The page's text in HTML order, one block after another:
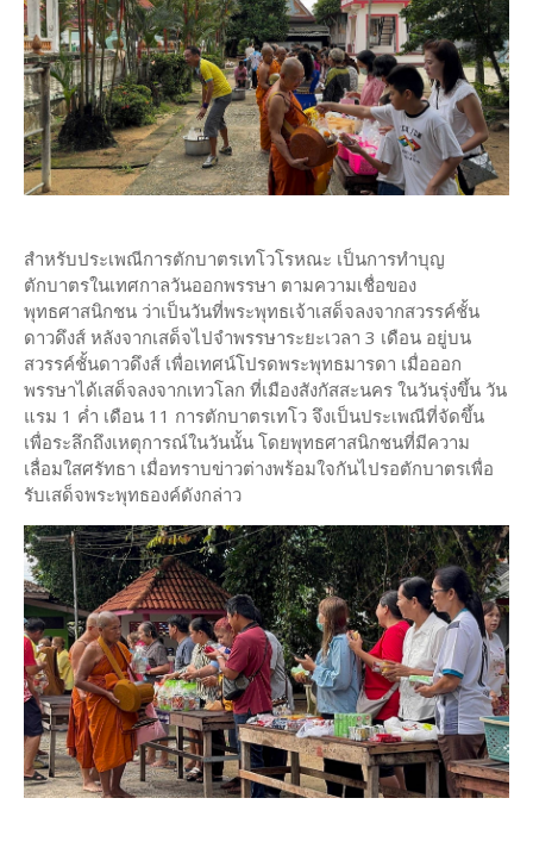
สำหรับประเพณีการตักบาตรเทโวโรหณะ เป็นการทำบุญ
ตักบาตรในเทศกาลวันออกพรรษา ตามความเชื่อของ
พุทธศาสนิกชน ว่าเป็นวันที่พระพุทธเจ้าเสด็จลงจากสวรรค์ชั้น
ดาวดึงส์ หลังจากเสด็จไปจำพรรษาระยะเวลา 3 เดือน อยู่บน
สวรรค์ชั้นดาวดึงส์ เพื่อเทศน์โปรดพระพุทธมารดา เมื่อออก
พรรษาได้เสด็จลงจากเทวโลก ที่เมืองสังกัสสะนคร ในวันรุ่งขึ้น วัน
แรม 1 ค่ำ เดือน 11 การตักบาตรเทโว จึงเป็นประเพณีที่จัดขึ้น
เพื่อระลึกถึงเหตุการณ์ในวันนั้น โดยพุทธศาสนิกชนที่มีความ
เลื่อมใสศรัทธา เมื่อทราบข่าวต่างพร้อมใจกันไปรอตักบาตรเพื่อ
รับเสด็จพระพุทธองค์ดังกล่าว